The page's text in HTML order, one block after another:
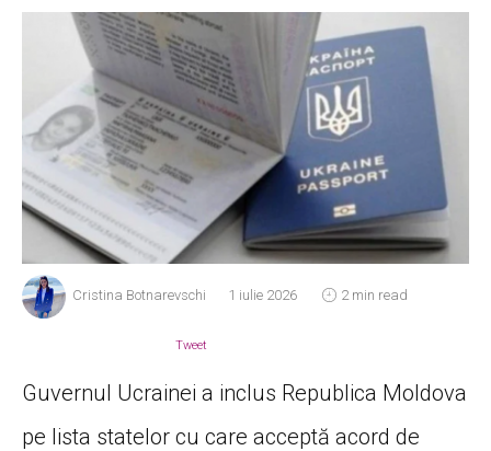
Cristina Botnarevschi 1 iulie 2026 2 min read
Tweet
Guvernul Ucrainei a inclus Republica Moldova
pe lista statelor cu care acceptă acord de